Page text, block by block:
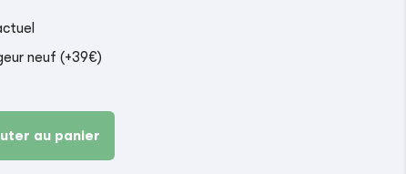
neuf (+39€)
au panier